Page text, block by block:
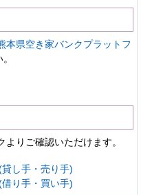
本県空き家バンクプラットフ
りご確認いただけます。
し手・売り手)
り手・買い手)